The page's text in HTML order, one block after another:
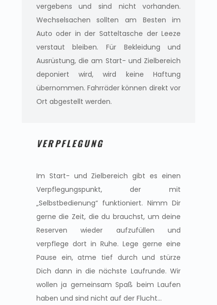
vergebens und sind nicht vorhanden.
Wechselsachen sollten am Besten im
Auto oder in der Satteltasche der Leeze
verstaut bleiben. Für Bekleidung und
Ausrüstung, die am Start- und Zielbereich
deponiert wird, wird keine Haftung
übernommen. Fahrräder können direkt vor
Ort abgestellt werden.
VERPFLEGUNG
Im Start- und Zielbereich gibt es einen
Verpflegungspunkt, der mit
„Selbstbedienung“ funktioniert. Nimm Dir
gerne die Zeit, die du brauchst, um deine
Reserven wieder aufzufüllen und
verpflege dort in Ruhe. Lege gerne eine
Pause ein, atme tief durch und stürze
Dich dann in die nächste Laufrunde. Wir
wollen ja gemeinsam Spaß beim Laufen
haben und sind nicht auf der Flucht…